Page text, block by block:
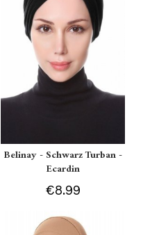
Belinay - Schwarz Turban -
Ecardin
€8.99